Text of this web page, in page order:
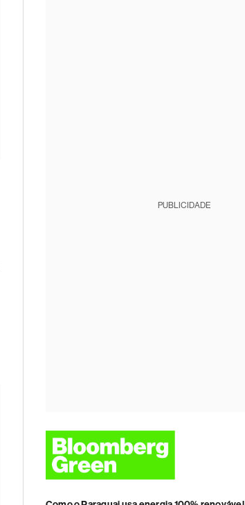
PUBLICIDADE